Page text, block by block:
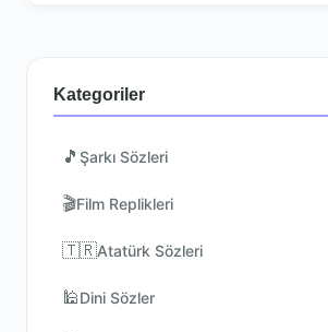
Kategoriler
🎵 Şarkı Sözleri
🎬Film Replikleri
🇹🇷Atatürk Sözleri
🕌Dini Sözler